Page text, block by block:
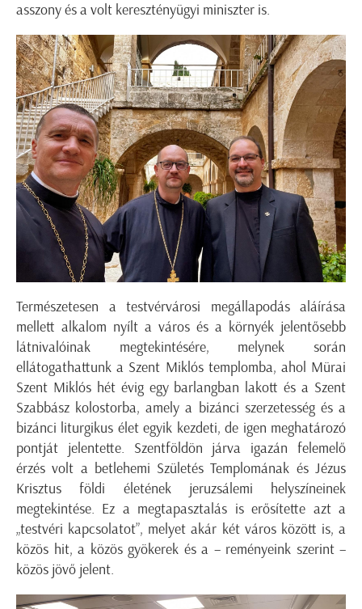
asszony és a volt keresztényügyi miniszter is.
Természetesen a testvérvárosi megállapodás aláírása
mellett alkalom nyílt a város és a környék jelentősebb
látnivalóinak megtekintésére, melynek során
ellátogathattunk a Szent Miklós templomba, ahol Mürai
Szent Miklós hét évig egy barlangban lakott és a Szent
Szabbász kolostorba, amely a bizánci szerzetesség és a
bizánci liturgikus élet egyik kezdeti, de igen meghatározó
pontját jelentette. Szentföldön járva igazán felemelő
érzés volt a betlehemi Születés Templomának és Jézus
Krisztus földi életének jeruzsálemi helyszíneinek
megtekintése. Ez a megtapasztalás is erősítette azt a
„testvéri kapcsolatot”, melyet akár két város között is, a
közös hit, a közös gyökerek és a – reményeink szerint –
közös jövő jelent.